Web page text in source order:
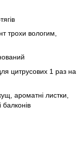
трохи вологим,
цитрусових 1 раз на
ароматні листки,
балконів